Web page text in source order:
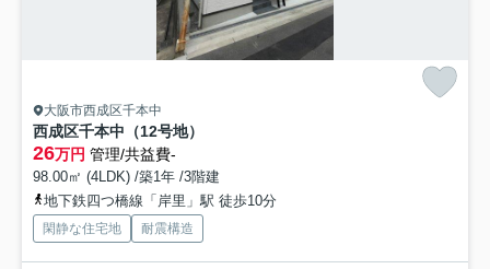
大阪市西成区千本中
西成区千本中（12号地）
26万円 管理/共益費-
98.00㎡ (4LDK) /築1年 /3階建
地下鉄四つ橋線「岸里」駅 徒歩10分
閑静な住宅地 耐震構造